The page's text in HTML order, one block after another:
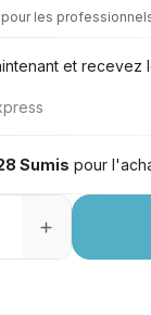
pour les
et recevez
Sumis pour